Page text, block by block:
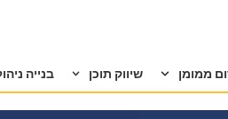
ממומן שיווק תוכן בנייה